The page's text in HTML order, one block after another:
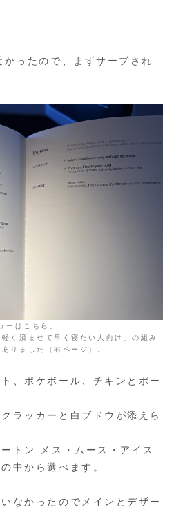
ったので、まずサーブされ
ーはこちら。
く済ませて早く寝たい人向け」の組み
りました（右ページ）。
、ポケボール、チキンとポー
ラッカーと白ブドウが添えら
トン メス・ムース・アイス
中から選べます。
なかったのでメインとデザー